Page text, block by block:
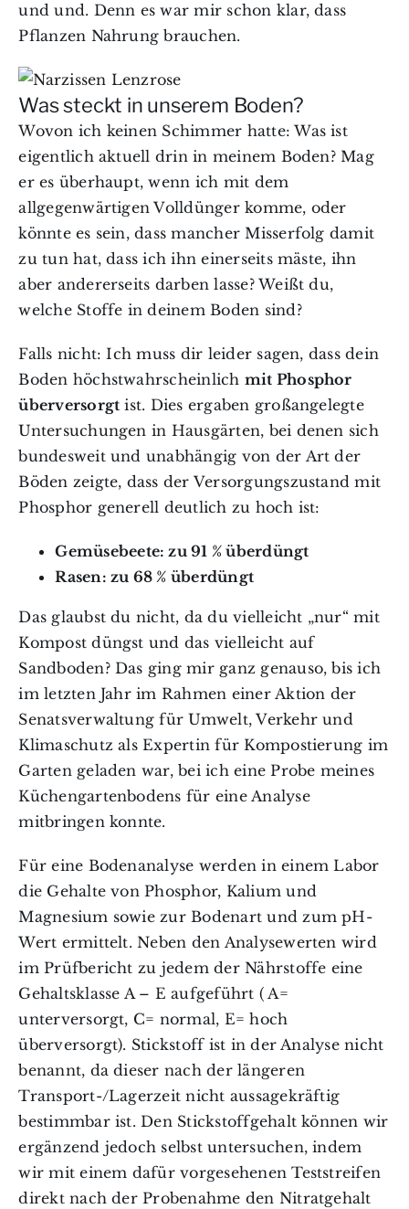
und und. Denn es war mir schon klar, dass
Pflanzen Nahrung brauchen.
Was steckt in unserem Boden?
Wovon ich keinen Schimmer hatte: Was ist
eigentlich aktuell drin in meinem Boden? Mag
er es überhaupt, wenn ich mit dem
allgegenwärtigen Volldünger komme, oder
könnte es sein, dass mancher Misserfolg damit
zu tun hat, dass ich ihn einerseits mäste, ihn
aber andererseits darben lasse? Weißt du,
welche Stoffe in deinem Boden sind?
Falls nicht: Ich muss dir leider sagen, dass dein
Boden höchstwahrscheinlich mit Phosphor
überversorgt ist. Dies ergaben großangelegte
Untersuchungen in Hausgärten, bei denen sich
bundesweit und unabhängig von der Art der
Böden zeigte, dass der Versorgungszustand mit
Phosphor generell deutlich zu hoch ist:
Gemüsebeete: zu 91 % überdüngt
Rasen: zu 68 % überdüngt
Das glaubst du nicht, da du vielleicht „nur“ mit
Kompost düngst und das vielleicht auf
Sandboden? Das ging mir ganz genauso, bis ich
im letzten Jahr im Rahmen einer Aktion der
Senatsverwaltung für Umwelt, Verkehr und
Klimaschutz als Expertin für Kompostierung im
Garten geladen war, bei ich eine Probe meines
Küchengartenbodens für eine Analyse
mitbringen konnte.
Für eine Bodenanalyse werden in einem Labor
die Gehalte von Phosphor, Kalium und
Magnesium sowie zur Bodenart und zum pH-
Wert ermittelt. Neben den Analysewerten wird
im Prüfbericht zu jedem der Nährstoffe eine
Gehaltsklasse A – E aufgeführt ( A=
unterversorgt, C= normal, E= hoch
überversorgt). Stickstoff ist in der Analyse nicht
benannt, da dieser nach der längeren
Transport-/Lagerzeit nicht aussagekräftig
bestimmbar ist. Den Stickstoffgehalt können wir
ergänzend jedoch selbst untersuchen, indem
wir mit einem dafür vorgesehenen Teststreifen
direkt nach der Probenahme den Nitratgehalt